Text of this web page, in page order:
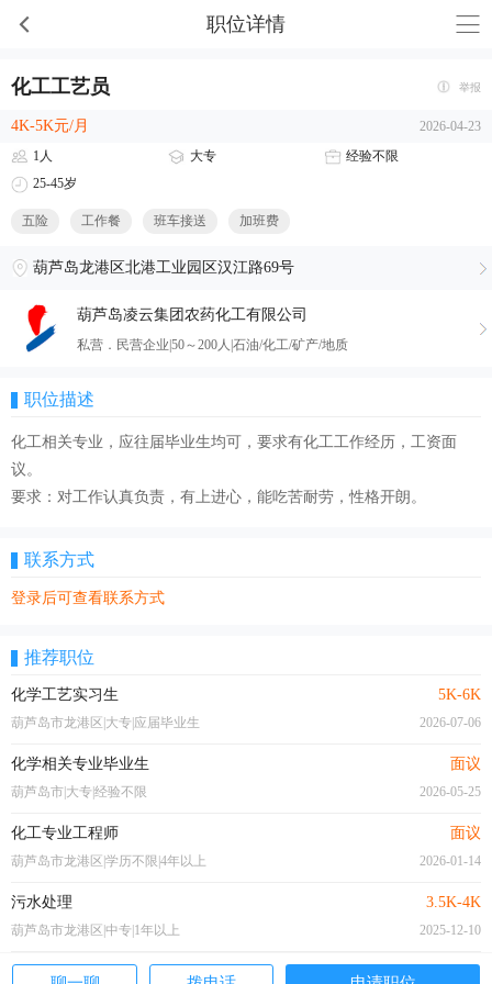
职位详情
化工工艺员 举报
4K-5K元/月
2026-04-23
1人
大专
经验不限
25-45岁
五险 工作餐 班车接送 加班费
葫芦岛龙港区北港工业园区汉江路69号
葫芦岛凌云集团农药化工有限公司
私营．民营企业|50～200人|石油/化工/矿产/地质
职位描述
化工相关专业，应往届毕业生均可，要求有化工工作经历，工资面
议。
要求：对工作认真负责，有上进心，能吃苦耐劳，性格开朗。
联系方式
登录后可查看联系方式
推荐职位
化学工艺实习生 5K-6K
葫芦岛市龙港区|大专|应届毕业生 2026-07-06
化学相关专业毕业生 面议
葫芦岛市|大专|经验不限 2026-05-25
化工专业工程师 面议
葫芦岛市龙港区|学历不限|4年以上 2026-01-14
污水处理 3.5K-4K
葫芦岛市龙港区|中专|1年以上 2025-12-10